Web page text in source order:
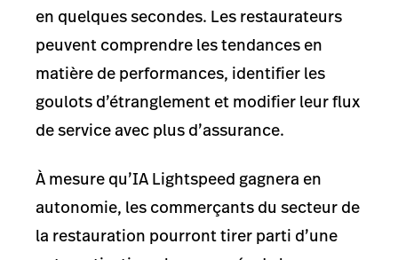
en quelques secondes. Les restaurateurs
peuvent comprendre les tendances en
matière de performances, identifier les
goulots d’étranglement et modifier leur flux
de service avec plus d’assurance.
À mesure qu’IA Lightspeed gagnera en
autonomie, les commerçants du secteur de
la restauration pourront tirer parti d’une